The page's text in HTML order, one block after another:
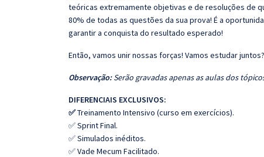
teóricas extremamente objetivas e de resoluções de
80% de todas as questões da sua prova! É a
garantir a conquista do resultado esperado!
Então, vamos unir nossas forças! Vamos estudar juntos?
Observação:Serão gravadas apenas as aulas dos
DIFERENCIAIS EXCLUSIVOS:
✅Treinamento Intensivo (curso em exercícios).
✅ Sprint Final.
✅ Simulados inéditos.
✅ Vade Mecum Facilitado.